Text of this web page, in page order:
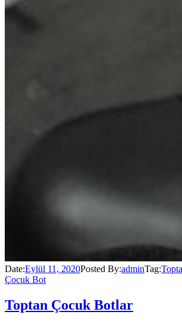
Date:Eylül 11, 2020Posted By:adminTag:
Çocuk Bot
Toptan Çocuk Botlar